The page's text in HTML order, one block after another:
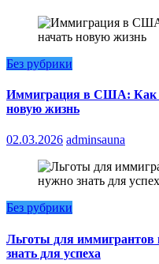
Без рубрики
Иммиграция в США: Как
новую жизнь
02.03.2026 adminsauna
Без рубрики
Льготы для
знать для успеха